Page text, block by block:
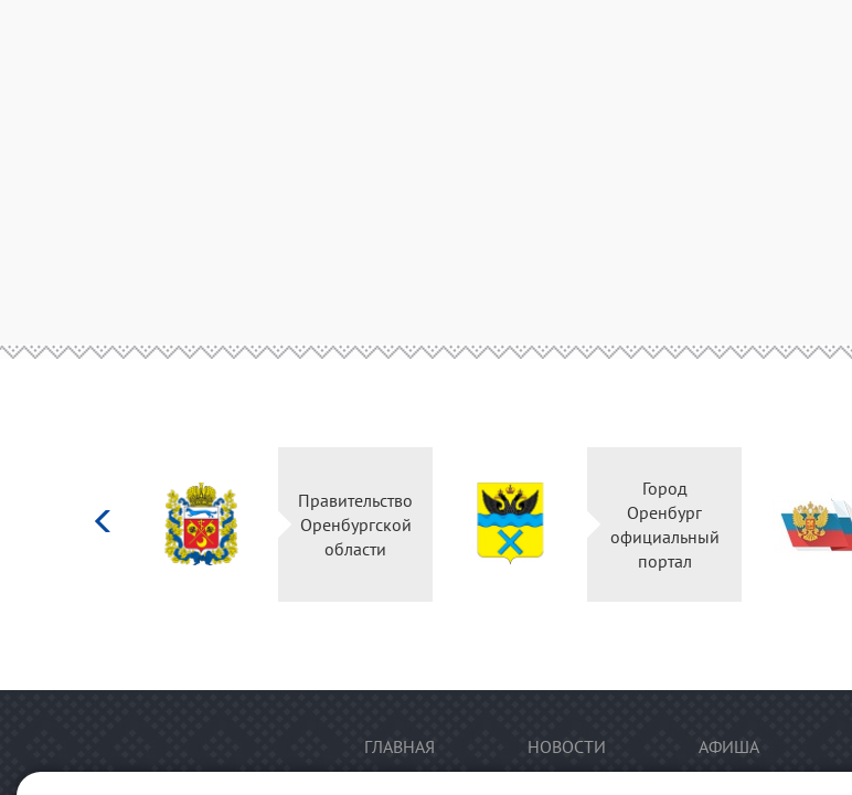
Правительство
Оренбургской
области
Город
Оренбург
официальный
портал
ГЛАВНАЯ НОВОСТИ АФИША